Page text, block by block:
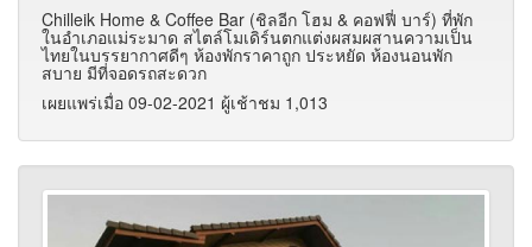
Chilleik Home & Coffee Bar (ชิลอีก โฮม & คอฟฟี่ บาร์) ที่พัก
ในอำเภอแม่ระมาด สไตล์โมเดิร์นตกแต่งผสมผสานความเป็น
ไทยในบรรยากาศดีๆ ห้องพักราคาถูก ประหยัด ห้องนอนพัก
สบาย มีที่จอดรถสะดวก
เผยแพร่เมื่อ 09-02-2021 ผู้เช้าชม 1,013